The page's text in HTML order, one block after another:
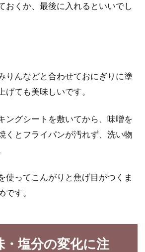
おくか、最後に入れるといいでし
りんなどと合わせておにぎりに塗
げても美味しいです。
ングシートを敷いてから、味噌を
くとフライパンが汚れず、洗い物
使ってこんがりと焦げ目がつくま
す。
・塩分の変化に注